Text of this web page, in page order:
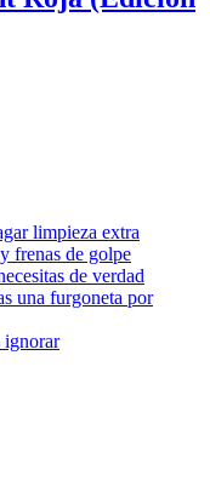
limpieza extra
frenas de golpe
de verdad
una furgoneta por
ignorar